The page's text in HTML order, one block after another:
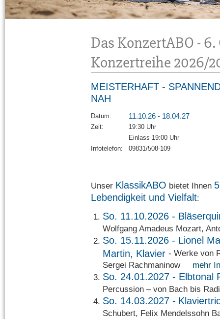
Das KonzertABO -
Konzertreihe 2026/
MEISTERHAFT -
NAH
Datum: 11.10.26 - 18.04.27
Zeit:
19:30 Uhr
Einlass 19:00 Uhr
Infotelefon: 09831/508-109
Unser KlassikABO bietet Ihnen 5
Lebendigkeit und Vielfalt:
So. 11.10.2026 -
Wolfgang Amadeus Mozart,
So. 15.11.2026 - Lionel
Martin, Klavier - Werke von
Sergei Rachmaninow mehr
So. 24.01.2027 - Elbtonal
Percussion – von Bach bis
So. 14.03.2027 -
Schubert, Felix